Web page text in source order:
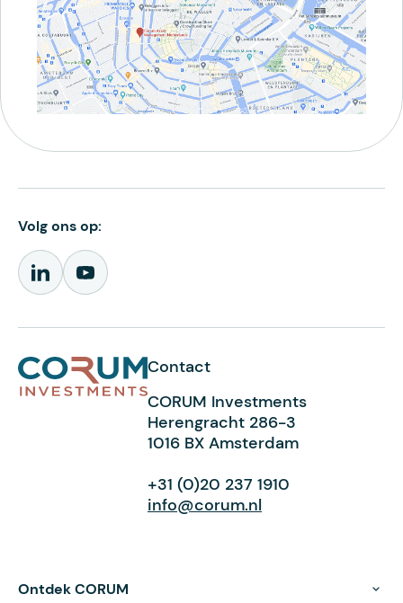
Volg ons op:
Contact
CORUM Investments
Herengracht 286-3
1016 BX Amsterdam
+31 (0)20 237 1910
info@corum.nl
Ontdek CORUM